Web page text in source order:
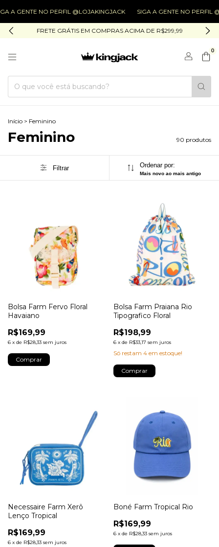
PERFIL @LOJAKINGJACK SIGA A GENTE NO PERFIL
FRETE GRÁTIS EM COMPRAS ACIMA DE R$299,99
0
Início > Feminino
Feminino 90 produtos
Filtrar Ordenar por:
Mais novo ao mais antigo
Bolsa Farm Fervo Floral
Havaiano
R$169,99
6 x de R$28,33 sem juros
Bolsa Farm Praiana Rio
Tipografico Floral
R$198,99
6 x de R$33,17 sem juros
Só restam 4 em estoque!
Necessaire Farm Xerô
Lenço Tropical
R$169,99
6 x de R$28,33 sem juros
Boné Farm Tropical Rio
R$169,99
6 x de R$28,33 sem juros